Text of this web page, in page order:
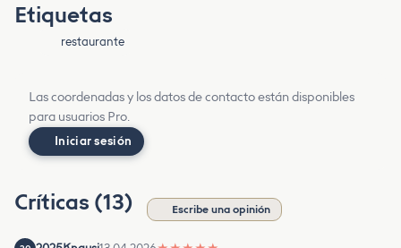
Etiquetas
restaurante
Las coordenadas y los datos de contacto están disponibles
para usuarios Pro.
Iniciar sesión
Críticas (13) Escribe una opinión